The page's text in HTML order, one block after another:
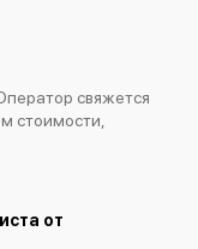
свяжется
стоимости,
от